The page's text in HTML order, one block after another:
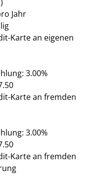
Jahr
Karte an eigenen
3.00%
Karte an fremden
3.00%
Karte an fremden